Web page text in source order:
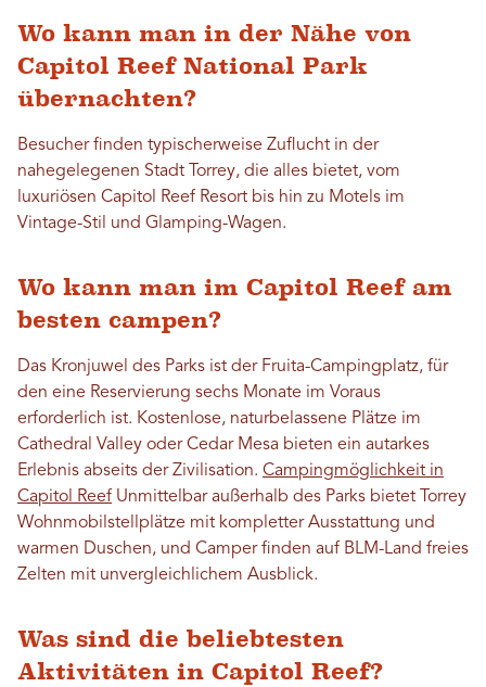
Wo kann man in der Nähe von
Capitol Reef National Park
übernachten?
Besucher finden typischerweise Zuflucht in der
nahegelegenen Stadt Torrey, die alles bietet, vom
luxuriösen Capitol Reef Resort bis hin zu Motels im
Vintage-Stil und Glamping-Wagen.
Wo kann man im Capitol Reef am
besten campen?
Das Kronjuwel des Parks ist der Fruita-Campingplatz, für
den eine Reservierung sechs Monate im Voraus
erforderlich ist. Kostenlose, naturbelassene Plätze im
Cathedral Valley oder Cedar Mesa bieten ein autarkes
Erlebnis abseits der Zivilisation. Campingmöglichkeit in
Capitol Reef Unmittelbar außerhalb des Parks bietet Torrey
Wohnmobilstellplätze mit kompletter Ausstattung und
warmen Duschen, und Camper finden auf BLM-Land freies
Zelten mit unvergleichlichem Ausblick.
Was sind die beliebtesten
Aktivitäten in Capitol Reef?